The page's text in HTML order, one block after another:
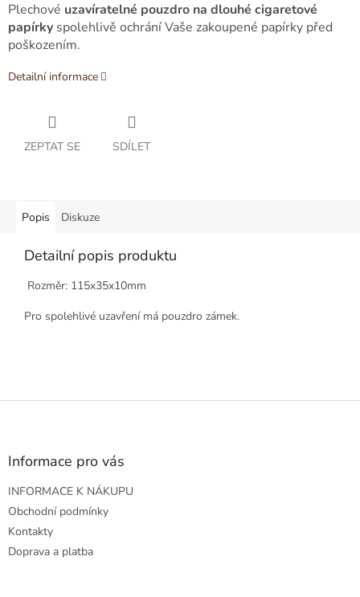
Plechové uzavíratelné pouzdro na dlouhé cigaretové
papírky spolehlivě ochrání Vaše zakoupené papírky před
poškozením.
Detailní informace
ZEPTAT SE SDÍLET
Popis Diskuze
Detailní popis produktu
Rozměr: 115x35x10mm
Pro spolehlivé uzavření má pouzdro zámek.
Z
Informace pro vás
INFORMACE K NÁKUPU
Obchodní podmínky
Kontakty
Doprava a platba